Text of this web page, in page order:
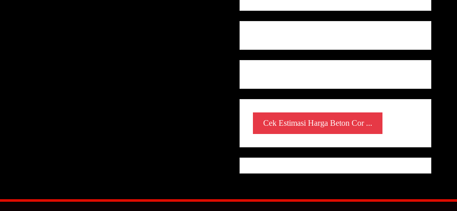
Cek Estimasi Harga Beton Cor ...